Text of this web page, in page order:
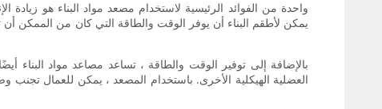
واحدة من الفوائد الرئيسية لاستخدام مصعد مواد البناء هو
يمكن لأطقم البناء أن يوفر الوقت والطاقة التي كان من الممكن أن
بالإضافة إلى توفير الوقت والطاقة ، تساعد مصاعد مواد البناء
العضلية الهيكلية الأخرى. باستخدام المصعد ، يمكن للعمال